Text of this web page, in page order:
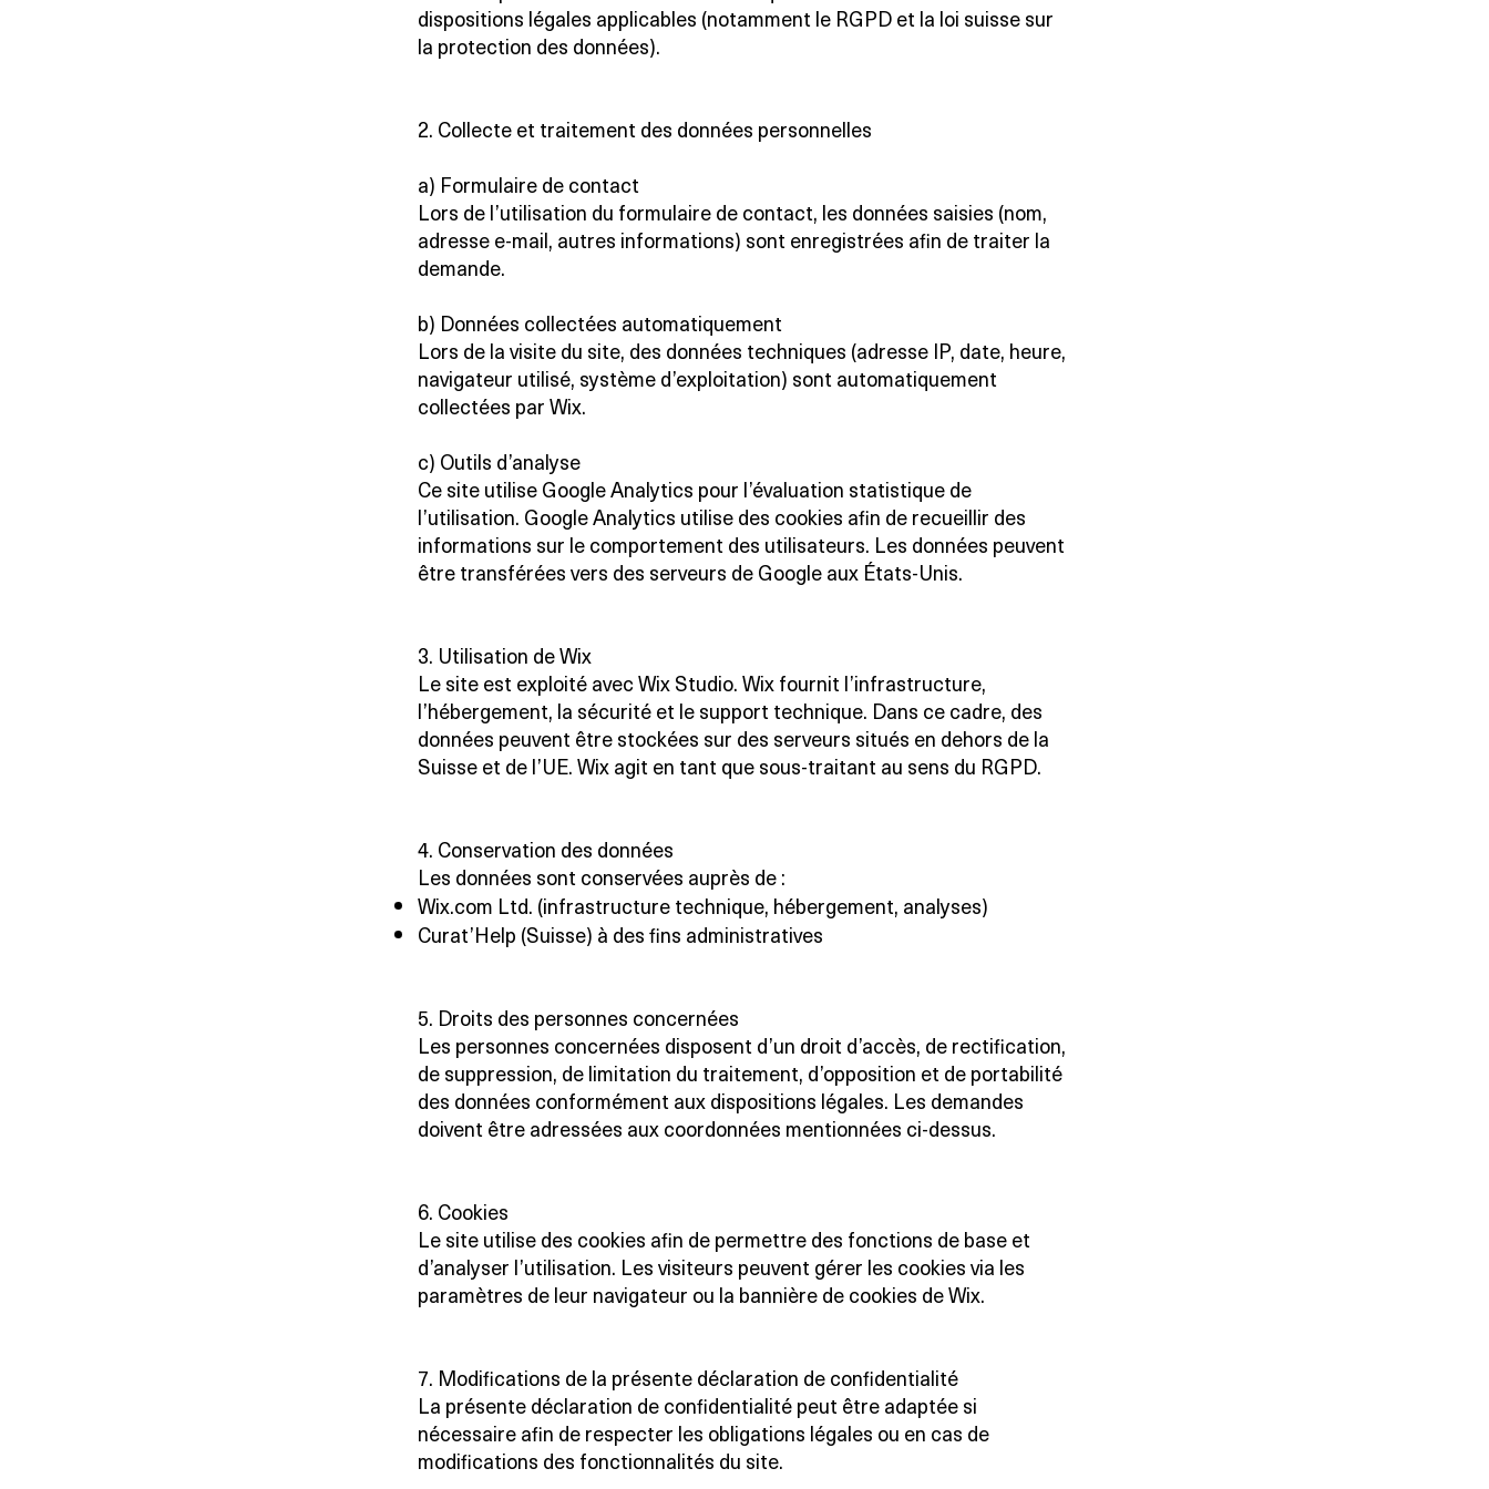
dispositions légales applicables (notamment le RGPD et la loi suisse sur
la protection des données).
2. Collecte et traitement des données personnelles
a) Formulaire de contact
Lors de l’utilisation du formulaire de contact, les données saisies (nom,
adresse e-mail, autres informations) sont enregistrées afin de traiter la
demande.
b) Données collectées automatiquement
Lors de la visite du site, des données techniques (adresse IP, date, heure,
navigateur utilisé, système d’exploitation) sont automatiquement
collectées par Wix.
c) Outils d’analyse
Ce site utilise Google Analytics pour l’évaluation statistique de
l’utilisation. Google Analytics utilise des cookies afin de recueillir des
informations sur le comportement des utilisateurs. Les données peuvent
être transférées vers des serveurs de Google aux États-Unis.
3. Utilisation de Wix
Le site est exploité avec Wix Studio. Wix fournit l’infrastructure,
l’hébergement, la sécurité et le support technique. Dans ce cadre, des
données peuvent être stockées sur des serveurs situés en dehors de la
Suisse et de l’UE. Wix agit en tant que sous-traitant au sens du RGPD.
4. Conservation des données
Les données sont conservées auprès de :
Wix.com Ltd. (infrastructure technique, hébergement, analyses)
Curat’Help (Suisse) à des fins administratives
5. Droits des personnes concernées
Les personnes concernées disposent d’un droit d’accès, de rectification,
de suppression, de limitation du traitement, d’opposition et de portabilité
des données conformément aux dispositions légales. Les demandes
doivent être adressées aux coordonnées mentionnées ci-dessus.
6. Cookies
Le site utilise des cookies afin de permettre des fonctions de base et
d’analyser l’utilisation. Les visiteurs peuvent gérer les cookies via les
paramètres de leur navigateur ou la bannière de cookies de Wix.
7. Modifications de la présente déclaration de confidentialité
La présente déclaration de confidentialité peut être adaptée si
nécessaire afin de respecter les obligations légales ou en cas de
modifications des fonctionnalités du site.